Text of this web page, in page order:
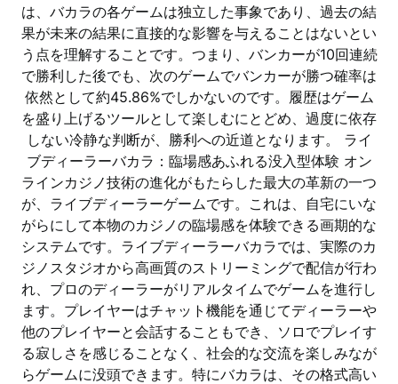
は、バカラの各ゲームは独立した事象であり、過去の結
果が未来の結果に直接的な影響を与えることはないとい
う点を理解することです。つまり、バンカーが10回連続
で勝利した後でも、次のゲームでバンカーが勝つ確率は
依然として約45.86%でしかないのです。履歴はゲーム
を盛り上げるツールとして楽しむにとどめ、過度に依存
しない冷静な判断が、勝利への近道となります。 ライ
ブディーラーバカラ：臨場感あふれる没入型体験 オン
ラインカジノ技術の進化がもたらした最大の革新の一つ
が、ライブディーラーゲームです。これは、自宅にいな
がらにして本物のカジノの臨場感を体験できる画期的な
システムです。ライブディーラーバカラでは、実際のカ
ジノスタジオから高画質のストリーミングで配信が行わ
れ、プロのディーラーがリアルタイムでゲームを進行し
ます。プレイヤーはチャット機能を通じてディーラーや
他のプレイヤーと会話することもでき、ソロでプレイす
る寂しさを感じることなく、社会的な交流を楽しみなが
らゲームに没頭できます。特にバカラは、その格式高い